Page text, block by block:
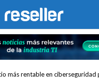
más rentable en ciberseguridad